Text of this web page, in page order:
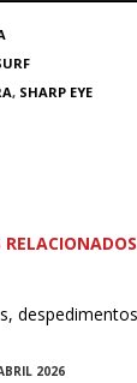
, SHARP EYE
2026